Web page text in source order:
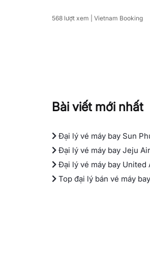
568 lượt xem | Vietnam Booking
Bài viết mới nhất
Đại lý vé máy bay Sun
Đại lý vé máy bay Jeju
Đại lý vé máy bay
Top đại lý bán vé máy